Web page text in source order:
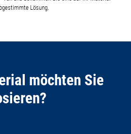
Lösung.
möchten Sie